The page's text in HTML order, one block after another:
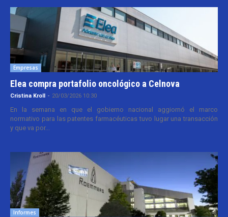
Empresas
Elea compra portafolio oncológico a Celnova
Cristina Kroll - 20/03/2026 10:30
En la semana en que el gobierno nacional aggiornó el marco
normativo para las patentes farmacéuticas tuvo lugar una transacción
y que va por...
Informes